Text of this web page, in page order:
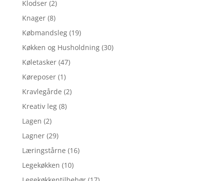
Klodser (2)
Knager (8)
Købmandsleg (19)
Køkken og Husholdning (30)
Køletasker (47)
Køreposer (1)
Kravlegårde (2)
Kreativ leg (8)
Lagen (2)
Lagner (29)
Læringstårne (16)
Legekøkken (10)